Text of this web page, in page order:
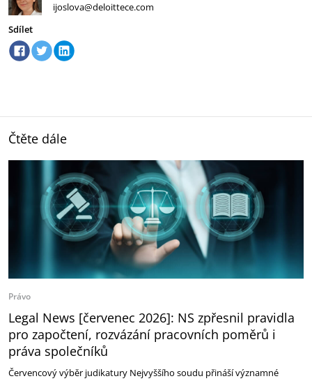
ijoslova@deloittece.com
Sdílet
Čtěte dále
Právo
Legal News [červenec 2026]: NS zpřesnil pravidla
pro započtení, rozvázání pracovních poměrů i
práva společníků
Červencový výběr judikatury Nejvyššího soudu přináší významné